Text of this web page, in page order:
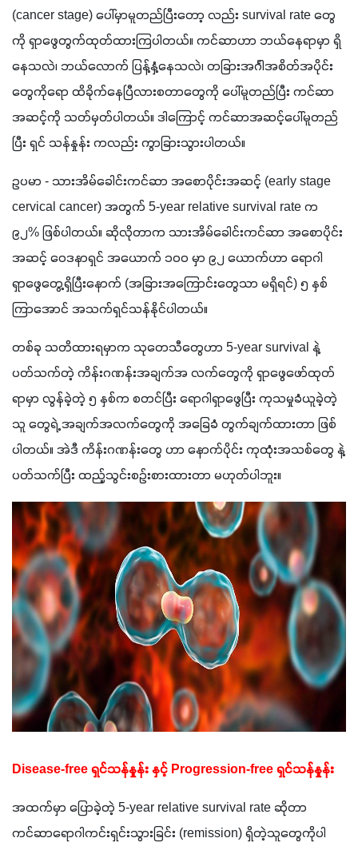
(cancer stage) ပေါ်မှာမူတည်ပြီးတော့ လည်း survival rate တွေ
ကို ရှာဖွေတွက်ထုတ်ထားကြပါတယ်။ ကင်ဆာဟာ ဘယ်နေရာမှာ ရှိ
နေသလဲ၊ ဘယ်လောက် ပြန့်နှံ့နေသလဲ၊ တခြားအင်္ဂါအစိတ်အပိုင်း
တွေကိုရော ထိခိုက်နေပြီလားစတာတွေကို ပေါ်မူတည်ပြီး ကင်ဆာ
အဆင့်ကို သတ်မှတ်ပါတယ်။ ဒါကြောင့် ကင်ဆာအဆင့်ပေါ်မူတည်
ပြီး ရှင် သန်နှုန်း ကလည်း ကွာခြားသွားပါတယ်။
ဥပမာ - သားအိမ်ခေါင်းကင်ဆာ အစောပိုင်းအဆင့် (early stage
cervical cancer) အတွက် 5-year relative survival rate က
၉၂% ဖြစ်ပါတယ်။ ဆိုလိုတာက သားအိမ်ခေါင်းကင်ဆာ အစောပိုင်း
အဆင့် ဝေဒနာရှင် အယောက် ၁၀၀ မှာ ၉၂ ယောက်ဟာ ရောဂါ
ရှာဖွေတွေ့ရှိပြီးနောက် (အခြားအကြောင်းတွေသာ မရှိရင်) ၅ နှစ်
ကြာအောင် အသက်ရှင်သန်နိုင်ပါတယ်။
တစ်ခု သတိထားရမှာက သုတေသီတွေဟာ 5-year survival နဲ့
ပတ်သက်တဲ့ ကိန်းဂဏန်းအချက်အ လက်တွေကို ရှာဖွေဖော်ထုတ်
ရာမှာ လွန်ခဲ့တဲ့ ၅ နှစ်က စတင်ပြီး ရောဂါရှာဖွေပြီး ကုသမှုခံယူခဲ့တဲ့
သူ တွေရဲ့ အချက်အလက်တွေကို အခြေခံ တွက်ချက်ထားတာ ဖြစ်
ပါတယ်။ အဲဒီ ကိန်းဂဏန်းတွေ ဟာ နောက်ပိုင်း ကုထုံးအသစ်တွေ နဲ့
ပတ်သက်ပြီး ထည့်သွင်းစဉ်းစားထားတာ မဟုတ်ပါဘူး။
Disease-free ရှင်သန်နှုန်း နှင့် Progression-free ရှင်သန်နှုန်း
အထက်မှာ ပြောခဲ့တဲ့ 5-year relative survival rate ဆိုတာ
ကင်ဆာရောဂါကင်းရှင်းသွားခြင်း (remission) ရှိတဲ့သူတွေကိုပါ